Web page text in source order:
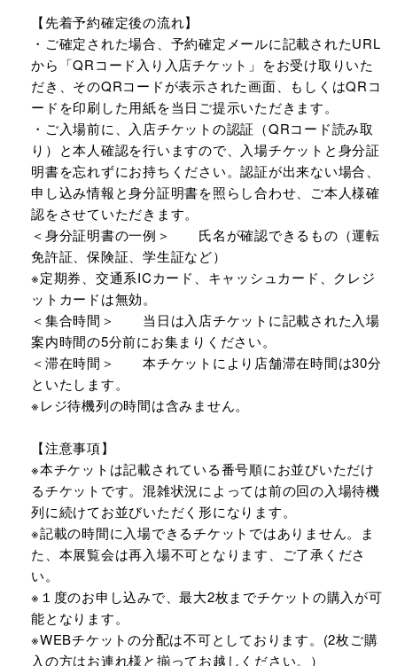
【先着予約確定後の流れ】
・ご確定された場合、予約確定メールに記載されたURL
から「QRコード入り入店チケット」をお受け取りいた
だき、そのQRコードが表示された画面、もしくはQRコ
ードを印刷した用紙を当日ご提示いただきます。
・ご入場前に、入店チケットの認証（QRコード読み取
り）と本人確認を行いますので、入場チケットと身分証
明書を忘れずにお持ちください。認証が出来ない場合、
申し込み情報と身分証明書を照らし合わせ、ご本人様確
認をさせていただきます。
＜身分証明書の一例＞ 氏名が確認できるもの（運転
免許証、保険証、学生証など）
※定期券、交通系ICカード、キャッシュカード、クレジ
ットカードは無効。
＜集合時間＞ 当日は入店チケットに記載された入場
案内時間の5分前にお集まりください。
＜滞在時間＞ 本チケットにより店舗滞在時間は30分
といたします。
※レジ待機列の時間は含みません。
【注意事項】
※本チケットは記載されている番号順にお並びいただけ
るチケットです。混雑状況によっては前の回の入場待機
列に続けてお並びいただく形になります。
※記載の時間に入場できるチケットではありません。ま
た、本展覧会は再入場不可となります、ご了承くださ
い。
※１度のお申し込みで、最大2枚までチケットの購入が可
能となります。
※WEBチケットの分配は不可としております。(2枚ご購
入の方はお連れ様と揃ってお越しください。）